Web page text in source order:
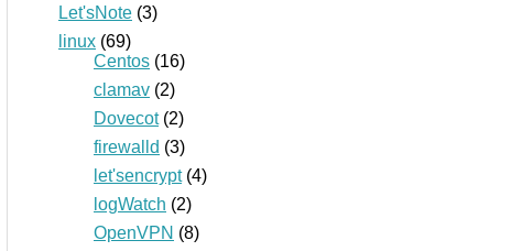
Let'sNote (3)
linux (69)
Centos (16)
clamav (2)
Dovecot(2)
firewalld (3)
let'sencrypt(4)
logWatch (2)
OpenVPN (8)